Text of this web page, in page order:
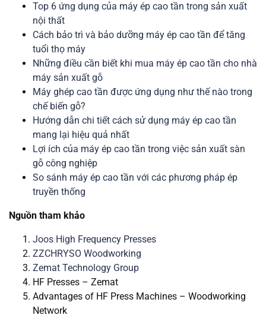
Top 6 ứng dụng của máy ép cao tần trong sản xuất
nội thất
Cách bảo trì và bảo dưỡng máy ép cao tần để tăng
tuổi thọ máy
Những điều cần biết khi mua máy ép cao tần cho nhà
máy sản xuất gỗ
Máy ghép cao tần được ứng dụng như thế nào trong
chế biến gỗ?
Hướng dẫn chi tiết cách sử dụng máy ép cao tần
mang lại hiệu quả nhất
Lợi ích của máy ép cao tần trong việc sản xuất sàn
gỗ công nghiệp
So sánh máy ép cao tần với các phương pháp ép
truyền thống
Nguồn tham khảo
Joos High Frequency Presses
ZZCHRYSO Woodworking
Zemat Technology Group
HF Presses – Zemat
Advantages of HF Press Machines – Woodworking
Network